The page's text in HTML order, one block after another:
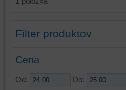
Filter produktov
Cena
Od: Do: